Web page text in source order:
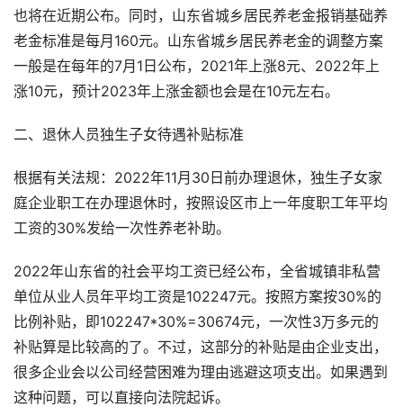
也将在近期公布。同时，山东省城乡居民养老金报销基础养
老金标准是每月160元。山东省城乡居民养老金的调整方案
一般是在每年的7月1日公布，2021年上涨8元、2022年上
涨10元，预计2023年上涨金额也会是在10元左右。
二、退休人员独生子女待遇补贴标准
根据有关法规：2022年11月30日前办理退休，独生子女家
庭企业职工在办理退休时，按照设区市上一年度职工年平均
工资的30%发给一次性养老补助。
2022年山东省的社会平均工资已经公布，全省城镇非私营
单位从业人员年平均工资是102247元。按照方案按30%的
比例补贴，即102247*30%=30674元，一次性3万多元的
补贴算是比较高的了。不过，这部分的补贴是由企业支出，
很多企业会以公司经营困难为理由逃避这项支出。如果遇到
这种问题，可以直接向法院起诉。